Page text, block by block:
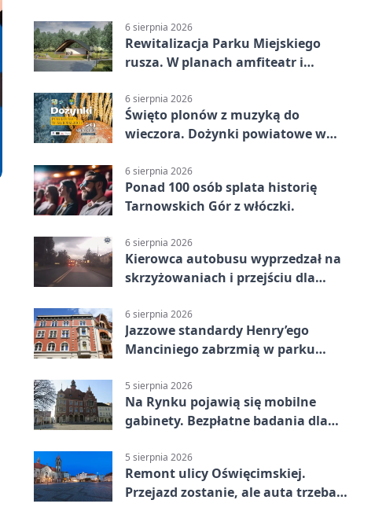
6 sierpnia 2026
Rewitalizacja Parku Miejskiego
rusza. W planach amfiteatr i
6 sierpnia 2026
Święto plonów z muzyką do
wieczora. Dożynki powiatowe w
6 sierpnia 2026
Ponad 100 osób splata historię
Tarnowskich Gór z włóczki.
6 sierpnia 2026
Kierowca autobusu wyprzedzał na
skrzyżowaniach i przejściu dla
6 sierpnia 2026
Jazzowe standardy Henry’ego
Manciniego zabrzmią w parku
5 sierpnia 2026
Na Rynku pojawią się mobilne
gabinety. Bezpłatne badania dla
5 sierpnia 2026
Remont ulicy Oświęcimskiej.
Przejazd zostanie, ale auta trzeba